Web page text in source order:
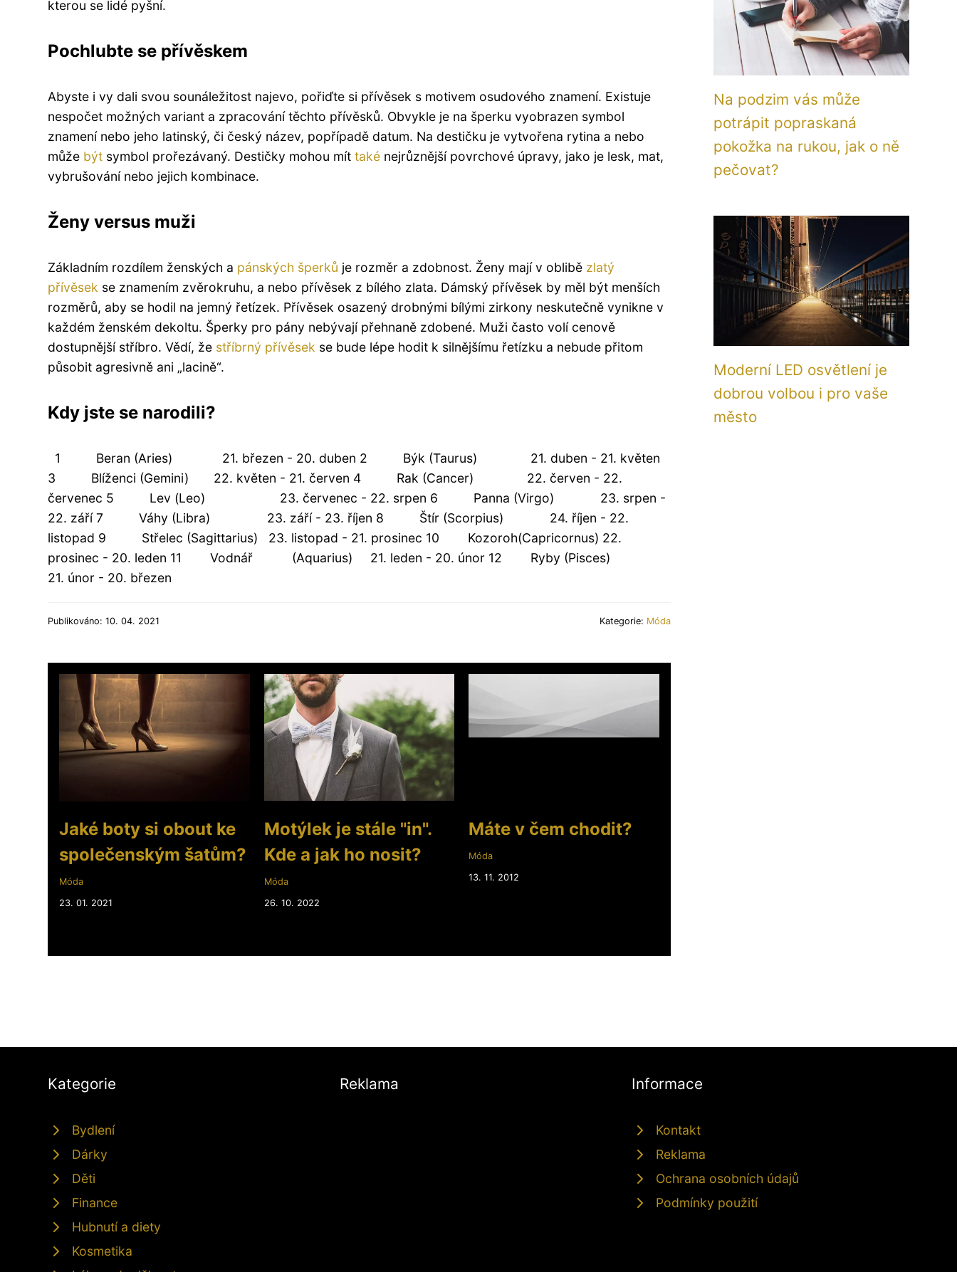
kterou se lidé pyšní.
Pochlubte se přívěskem
Abyste i vy dali svou sounáležitost najevo, pořiďte si přívěsek s motivem osudového znamení. Existuje
nespočet možných variant a zpracování těchto přívěsků. Obvykle je na šperku vyobrazen symbol
znamení nebo jeho latinský, či český název, popřípadě datum. Na destičku je vytvořena rytina a nebo
může být symbol prořezávaný. Destičky mohou mít také nejrůznější povrchové úpravy, jako je lesk, mat,
vybrušování nebo jejich kombinace.
Ženy versus muži
Základním rozdílem ženských a pánských šperků je rozměr a zdobnost. Ženy mají v oblibě zlatý
přívěsek se znamením zvěrokruhu, a nebo přívěsek z bílého zlata. Dámský přívěsek by měl být menších
rozměrů, aby se hodil na jemný řetízek. Přívěsek osazený drobnými bílými zirkony neskutečně vynikne v
každém ženském dekoltu. Šperky pro pány nebývají přehnaně zdobené. Muži často volí cenově
dostupnější stříbro. Vědí, že stříbrný přívěsek se bude lépe hodit k silnějšímu řetízku a nebude přitom
působit agresivně ani „lacině“.
Kdy jste se narodili?
1 Beran (Aries) 21. březen - 20. duben 2 Býk (Taurus) 21. duben - 21. květen
3 Blíženci (Gemini) 22. květen - 21. červen 4 Rak (Cancer) 22. červen - 22.
červenec 5 Lev (Leo) 23. červenec - 22. srpen 6 Panna (Virgo) 23. srpen -
22. září 7 Váhy (Libra) 23. září - 23. říjen 8 Štír (Scorpius) 24. říjen - 22.
listopad 9 Střelec (Sagittarius) 23. listopad - 21. prosinec 10 Kozoroh(Capricornus) 22.
prosinec - 20. leden 11 Vodnář (Aquarius) 21. leden - 20. únor 12 Ryby (Pisces)
21. únor - 20. březen
Publikováno: 10. 04. 2021 Kategorie: Móda
Jaké boty si obout ke
společenským šatům?
Móda
23. 01. 2021
Motýlek je stále "in".
Kde a jak ho nosit?
Móda
26. 10. 2022
Máte v čem chodit?
Móda
13. 11. 2012
Na podzim vás může
potrápit popraskaná
pokožka na rukou, jak o ně
pečovat?
Moderní LED osvětlení je
dobrou volbou i pro vaše
město
Kategorie
Bydlení
Dárky
Děti
Finance
Hubnutí a diety
Kosmetika
Reklama Informace
Kontakt
Reklama
Ochrana osobních údajů
Podmínky použití